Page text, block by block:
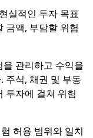
실적인 투자 목표
금액, 부담할 위험
관리하고 수익을
주식, 채권 및 부동
투자에 걸쳐 위험
허용 범위와 일치